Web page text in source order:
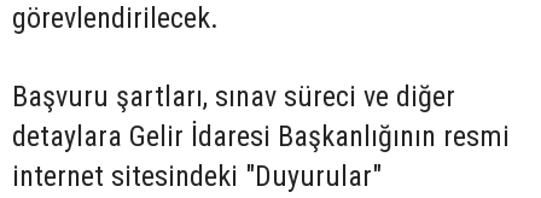
görevlendirilecek.
Başvuru şartları, sınav süreci ve diğer
detaylara Gelir İdaresi Başkanlığının resmi
internet sitesindeki "Duyurular"